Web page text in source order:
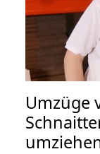
Umzüge